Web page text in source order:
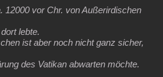
12000 vor Chr. von Außerirdischen
lebte.
ist aber noch nicht ganz sicher,
des Vatikan abwarten möchte.